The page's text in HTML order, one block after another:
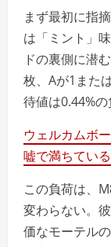
まず最初に指
は「ミント」
ドの裏側に潜
枚、Aが1また
待値は0.44%の
ウェルカムボ
嘘で満ちている
この負荷は、
変わらない。
価なモーテル